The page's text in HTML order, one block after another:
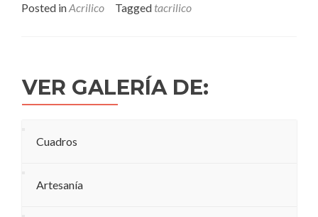
Posted inAcrilico Tagged tacrilico
VER GALERÍA DE:
Cuadros
Artesanía